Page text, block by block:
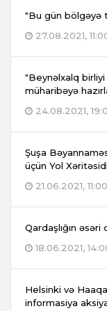
"Bu gün bölgəyə
27.08.2021,
"Beynəlxalq
müharibəyə
24.08.2021,
Şuşa
üçün Yol
21.06.2021, 11:00
Qardaşlığın
18.06.2021,
Helsinki və
informasiya